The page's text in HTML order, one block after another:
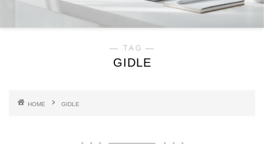
― TAG ―
GIDLE
HOME GIDLE